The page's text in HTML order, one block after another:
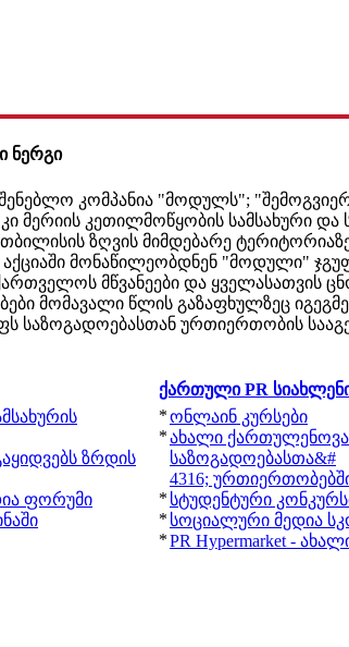
ნერგი
კომპანია "მოდულს";
მერიის კეთილმოწყობის სამსახური და
ზღვის მიმდებარე ტერიტორიაზე
აქციაში მონაწილეობდნენ "მოდული"
მწვანეები და ყველასათვის
მომავალი წლის გაზაფხულზეც
საზოგადოებასთან ურთიერთობის
ზრდის
ფორუმი
ქართული PR
*ონლაინ კურსები
*ახალი
საზოგადოებასთა&#
4316;
* სტუდენტური
* სოციალური მედია
*PR Hypermarket -